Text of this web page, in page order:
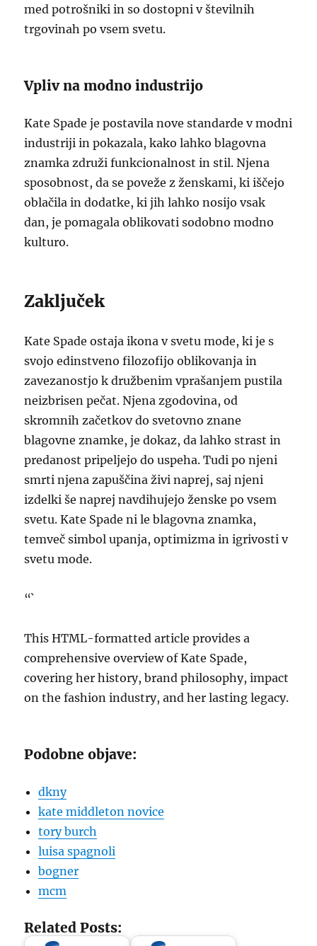
med potrošniki in so dostopni v številnih
trgovinah po vsem svetu.
Vpliv na modno industrijo
Kate Spade je postavila nove standarde v modni
industriji in pokazala, kako lahko blagovna
znamka združi funkcionalnost in stil. Njena
sposobnost, da se poveže z ženskami, ki iščejo
oblačila in dodatke, ki jih lahko nosijo vsak
dan, je pomagala oblikovati sodobno modno
kulturo.
Zaključek
Kate Spade ostaja ikona v svetu mode, ki je s
svojo edinstveno filozofijo oblikovanja in
zavezanostjo k družbenim vprašanjem pustila
neizbrisen pečat. Njena zgodovina, od
skromnih začetkov do svetovno znane
blagovne znamke, je dokaz, da lahko strast in
predanost pripeljejo do uspeha. Tudi po njeni
smrti njena zapuščina živi naprej, saj njeni
izdelki še naprej navdihujejo ženske po vsem
svetu. Kate Spade ni le blagovna znamka,
temveč simbol upanja, optimizma in igrivosti v
svetu mode.
“`
This HTML-formatted article provides a
comprehensive overview of Kate Spade,
covering her history, brand philosophy, impact
on the fashion industry, and her lasting legacy.
Podobne objave:
dkny
kate middleton novice
tory burch
luisa spagnoli
bogner
mcm
Related Posts: